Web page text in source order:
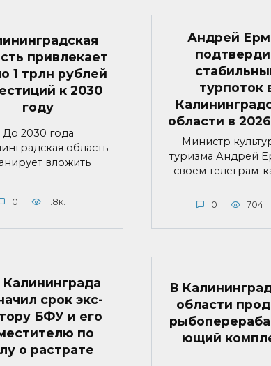
привлекает
1 трлн рублей
к 2030
году
До 2030 года
область
вложить
0 1.8к.
Андрей
турпоток
области в
Министр
туризма Андрей
своём телеграм-
0 704
Калининграда
срок экс-
БФУ и его
по
о растрате
В
области
ющий